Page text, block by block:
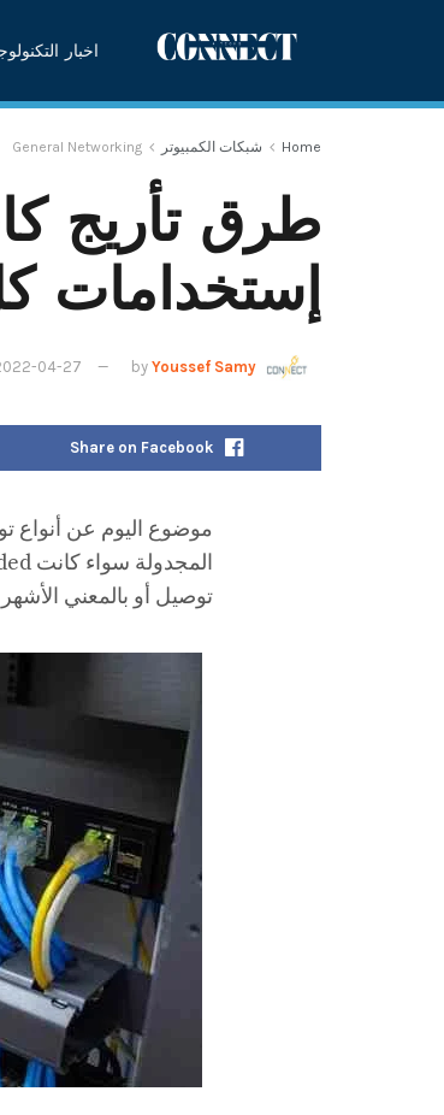
اخبار
Home شبكات الكمبيوتر General Networking
طرق تأريج
إستخدامات
by Youssef Samy
04-27
Share on Facebook
توصيل أو بالمعني